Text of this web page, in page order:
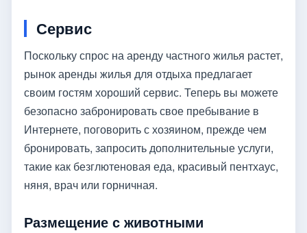
Сервис
Поскольку спрос на аренду частного жилья растет,
рынок аренды жилья для отдыха предлагает
своим гостям хороший сервис. Теперь вы можете
безопасно забронировать свое пребывание в
Интернете, поговорить с хозяином, прежде чем
бронировать, запросить дополнительные услуги,
такие как безглютеновая еда, красивый пентхаус,
няня, врач или горничная.
Размещение с животными